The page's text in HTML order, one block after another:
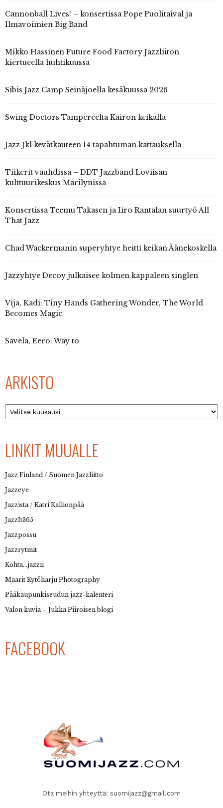
Cannonball Lives! – konsertissa Pope Puolitaival ja
Ilmavoimien Big Band
Mikko Hassinen Future Food Factory Jazzliiton
kiertueella huhtikuussa
Sibis Jazz Camp Seinäjoella kesäkuussa 2026
Swing Doctors Tampereelta Kairon keikalla
Jazz Jkl kevätkauteen 14 tapahtuman kattauksella
Tiikerit vauhdissa – DDT Jazzband Loviisan
kulttuurikeskus Marilynissa
Konsertissa Teemu Takasen ja Iiro Rantalan suurtyö All
That Jazz
Chad Wackermanin superyhtye heitti keikan Äänekoskella
Jazzyhtye Decoy julkaisee kolmen kappaleen singlen
Vija, Kadi: Tiny Hands Gathering Wonder, The World
Becomes Magic
Savela, Eero: Way to
ARKISTO
Arkisto
LINKIT MUUALLE
Jazz Finland / Suomen Jazzliitto
Jazzeye
Jazzista / Katri Kallionpää
JazzIt365
Jazzpossu
Jazzrytmit
Kohta…jazzii
Maarit Kytöharju Photography
Pääkaupunkiseudun jazz-kalenteri
Valon kuvia – Jukka Piiroisen blogi
FACEBOOK
Ota meihin yhteyttä: suomijazz@gmail.com